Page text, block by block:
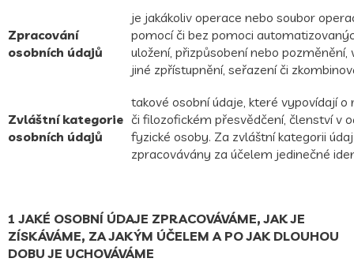
Zpracování
osobních údajů
je jakákoliv operace nebo soubor
pomocí či bez pomoci
uložení, přizpůsobení nebo
jiné zpřístupnění, seřazení či
Zvláštní kategorie
osobních údajů
takové osobní údaje, které vypovídají
či filozofickém přesvědčení, členství v
fyzické osoby. Za zvláštní kategorii
zpracovávány za účelem jedinečné
1 JAKÉ OSOBNÍ ÚDAJE ZPRACOVÁVÁME, JAK JE
ZÍSKÁVÁME, ZA JAKÝM ÚČELEM A PO JAK DLOUHOU
DOBU JE UCHOVÁVÁME